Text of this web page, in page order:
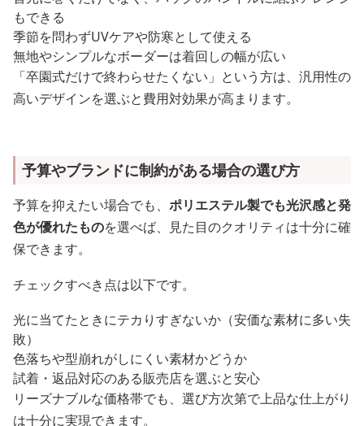
もできる
季節を問わずUVケアや防寒として使える
無地やシンプルなボーダーは着回しの幅が広い
「卒園式だけで終わらせたくない」という方は、汎用性の
高いデザインを選ぶと費用対効果が高まります。
予算やブランドに制約がある場合の選び方
予算を抑えたい場合でも、 ポリエステル製でも光沢感と発
色が優れたものを選べば、見た目のクオリティは十分に確
保できます。
チェックすべき点は以下です。
光に当てたときにテカりすぎないか（安価な素材に多い失
敗）
色落ちや型崩れがしにくい素材かどうか
試着・返品対応のある販売店を選ぶと安心
リーズナブルな価格帯でも、選び方次第で上品な仕上がり
は十分に実現できます。